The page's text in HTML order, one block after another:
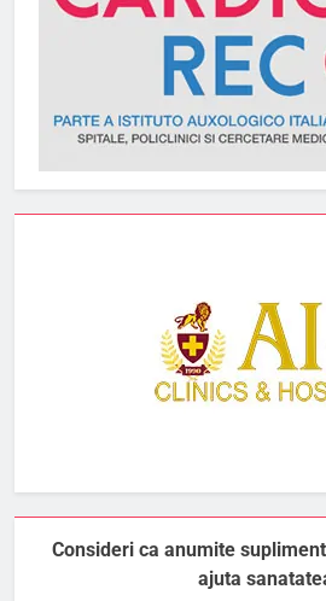
Consideri ca anumite
ajuta